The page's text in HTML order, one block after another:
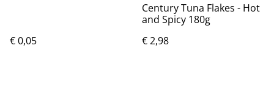
€ 0,05
Century Tuna Flakes - Hot
and Spicy 180g
€ 2,98